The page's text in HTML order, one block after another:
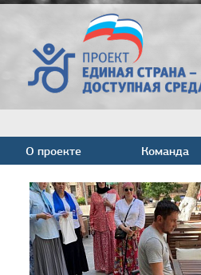
О проекте Команда